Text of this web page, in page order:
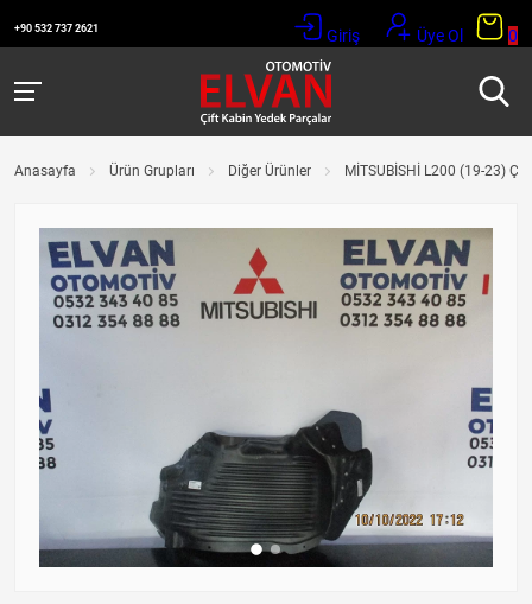
+90 532 737 2621 Giriş Üye Ol 0
Anasayfa Ürün Grupları Diğer Ürünler MİTSUBİSHİ L200 (19-23)